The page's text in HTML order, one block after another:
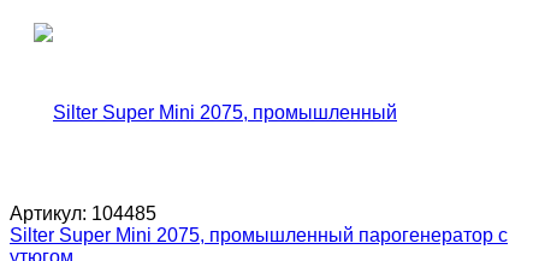
Артикул: 104485
Silter Super Mini 2075, промышленный парогенератор с